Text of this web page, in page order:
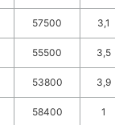
57500 3,1
55500 3,5
53800 3,9
58400 1